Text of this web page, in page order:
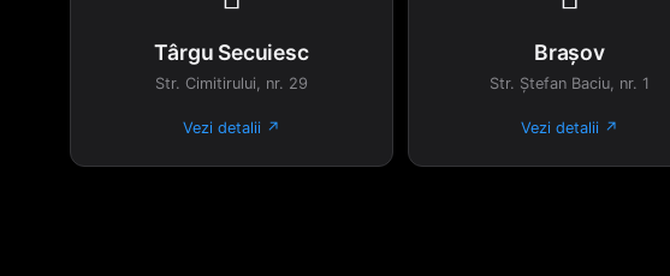
Târgu Secuiesc
Str. Cimitirului, nr. 29
Vezi detalii ↗
Brașov
Str. Ștefan Baciu, nr. 1
Vezi detalii ↗